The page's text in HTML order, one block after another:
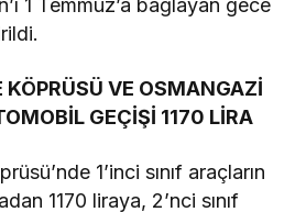
1 Temmuz’a bağlayan gece
VE OSMANGAZİ
GEÇİŞİ 1170 LİRA
1’inci sınıf araçların
1170 liraya, 2’nci sınıf